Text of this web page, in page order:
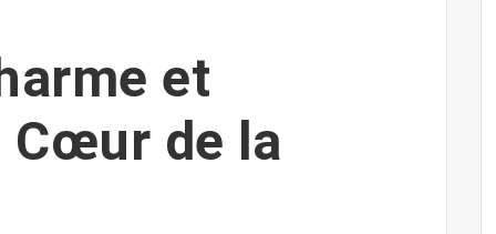
et
Cœur de la